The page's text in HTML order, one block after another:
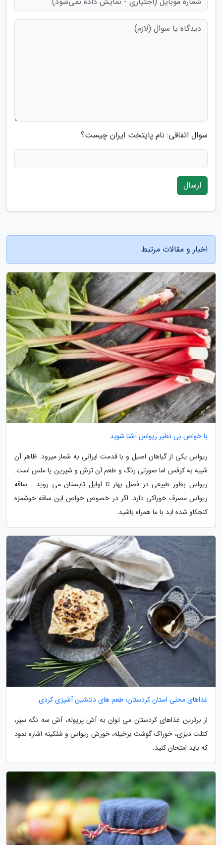
سوال اتفاقی: نام پایتخت ایران چیست؟
ارسال
اخبار و مقالات مرتبط
با خواص بی نظیر ریواس آشنا شوید
ریواس یکی از گیاهان اصیل و با قدمت ایرانی به شمار میرود. ظاهر آن
شبیه به کرفس اما صورتی رنگ و طعم آن ترش و شیرین یا ملس است.
ریواس بطور طبیعی در فصل بهار تا اوایل تابستان می روید . ساقه
ریواس مصرف خوراکی دارد. اگر در خصوص خواص این ساقه خوشمزه
کنجکاو شده اید با ما همراه باشید.
غذاهای محلی استان کردستان؛ طعم های دلنشین آشپزی کردی
از برترین غذاهای کردستان می توان به آش پرپوله، آش سه نگه سیر،
کتلت دیزی، خوراک گوشت برخیله، خورش ریواس و شلکینه اشاره نمود
که باید امتحان کنید.